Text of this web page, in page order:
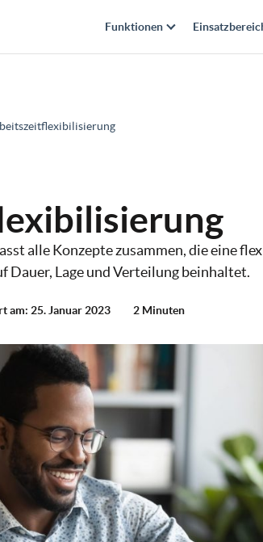
Funktionen
alle Konzepte zusammen, die eine
Dauer, Lage und Verteilung beinhaltet.
am: 25. Januar 2023 2 Minuten